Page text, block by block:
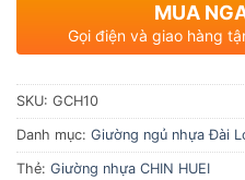
MUA
Gọi điện và giao hàng
SKU: GCH10
Danh mục: Giường ngủ nhựa Đài
Thẻ: Giường nhựa CHIN HUEI